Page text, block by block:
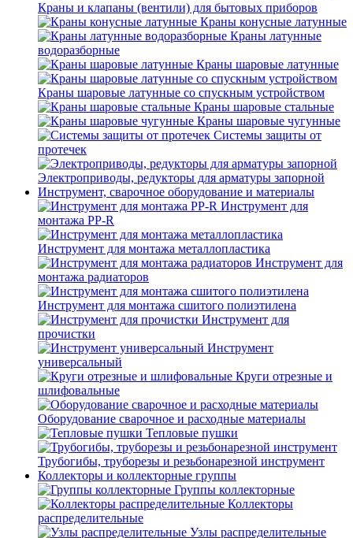
Краны и клапаны (вентили) для бытовых приборов
Краны конусные латунные
Краны латунные
водоразборные
Краны шаровые латунные
Краны шаровые латунные со спускным устройством
Краны шаровые стальные
Краны шаровые чугунные
Системы защиты от
протечек
Электроприводы, редукторы для арматуры запорной
Инструмент, сварочное оборудование и материалы
Инструмент для
монтажа PP-R
Инструмент для монтажа металлопластика
Инструмент для
монтажа радиаторов
Инструмент для монтажа сшитого полиэтилена
Инструмент для
прочистки
Инструмент
универсальный
Круги отрезные и
шлифовальные
Оборудование сварочное и расходные материалы
Тепловые пушки
Трубогибы, труборезы и резьбонарезной инструмент
Коллекторы и коллекторные группы
Группы коллекторные
Коллекторы
распределительные
Узлы распределительные